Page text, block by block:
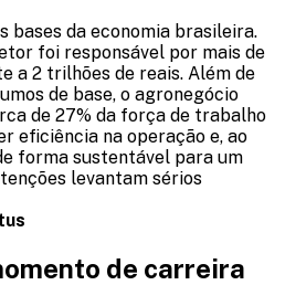
bases da economia brasileira.
foi responsável por mais de
a 2 trilhões de reais. Além de
de base, o agronegócio
de 27% da força de trabalho
eficiência na operação e, ao
forma sustentável para um
levantam sérios
de carreira